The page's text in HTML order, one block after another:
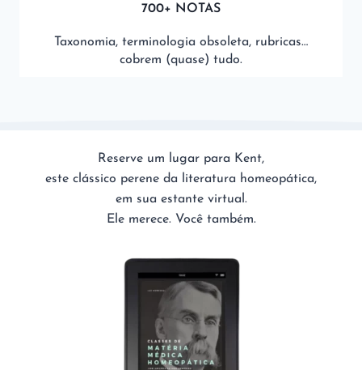
700+ NOTAS
Taxonomia, terminologia obsoleta, rubricas…
cobrem (quase) tudo.
Reserve um lugar para Kent,
este clássico perene da literatura homeopática,
em sua estante virtual.
Ele merece. Você também.